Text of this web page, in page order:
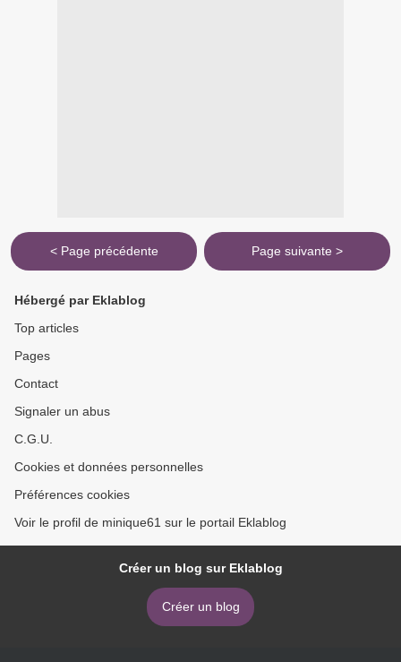
< Page précédente Page suivante >
Hébergé par Eklablog
Top articles
Pages
Contact
Signaler un abus
C.G.U.
Cookies et données personnelles
Préférences cookies
Voir le profil de minique61 sur le portail Eklablog
Créer un blog sur Eklablog
Créer un blog